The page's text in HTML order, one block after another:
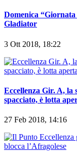
Domenica “Giornata
Gladiator
3 Ott 2018, 18:22
Eccellenza Gir. A, la
spacciato, è lotta
27 Feb 2018, 14:16